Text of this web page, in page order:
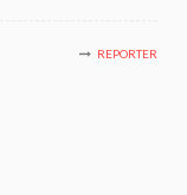
REPORTER